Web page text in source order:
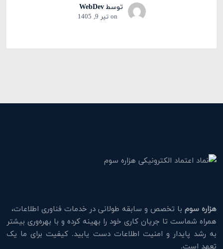
توسطWebDev
on تیر 9, 1405
هزاره سوم با تخصص و سابقه طولانی در خدمات فناوری اطلاعات،
همراه شماست تا جریان کاری خود را بهینه کرده و با بهره‌وری بیشتر
به رشد پایدار و امنیت اطلاعات دست یابید. کیفیت برای ما یک
تعهد است.